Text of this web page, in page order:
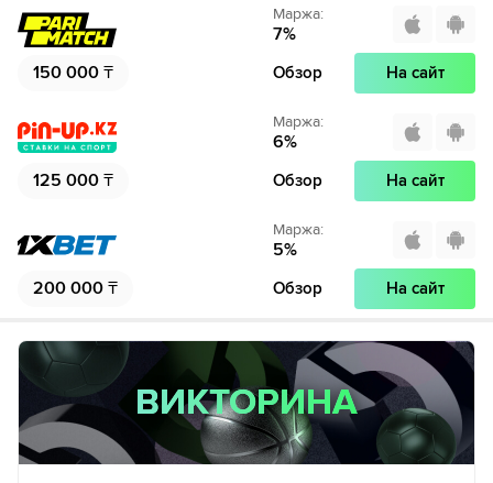
150 000 ₸
Маржа:
7%
Обзор На сайт
125 000 ₸
Маржа:
6%
Обзор На сайт
200 000 ₸
Маржа:
5%
Обзор На сайт
ВИКТОРИНА
ВИКТОРИНА